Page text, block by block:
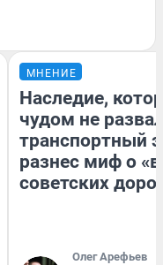
МНЕНИЕ
Наследие,
чудом не
транспортный
разнес миф о
советских
Олег Арефьев